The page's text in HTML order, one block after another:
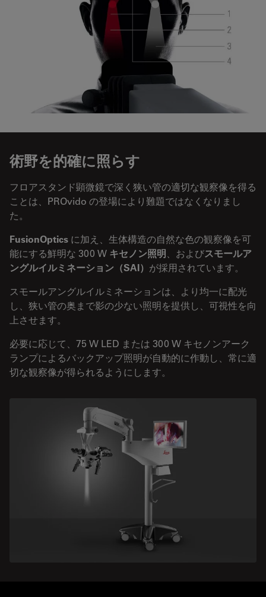
術野を的確に照らす
フロアスタンド顕微鏡で深く狭い管の適切な観察像を得る
ことは、PROvido の登場により難題ではなくなりまし
た。
FusionOptics に加え、生体構造の自然な色の観察像を可
能にする鮮明な 300 W キセノン照明 、およびスモールア
ングルイルミネーション（SAI） が採用されています。
スモールアングルイルミネーションは、より均一に配光
し、狭い管の奥まで影の少ない照明を提供し、可視性を向
上させます。
必要に応じて、75 W LED または 300 W キセノンアーク
ランプによるバックアップ照明が自動的に作動し、常に適
切な観察像が得られるようにします。